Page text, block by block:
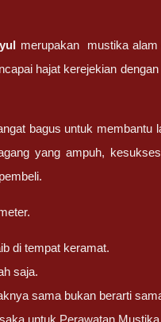
merupakan mustika alam
hajat kerejekian
bagus untuk membantu
yang ampuh,
di tempat keramat.
saja.
sama bukan berarti
untuk Perawatan